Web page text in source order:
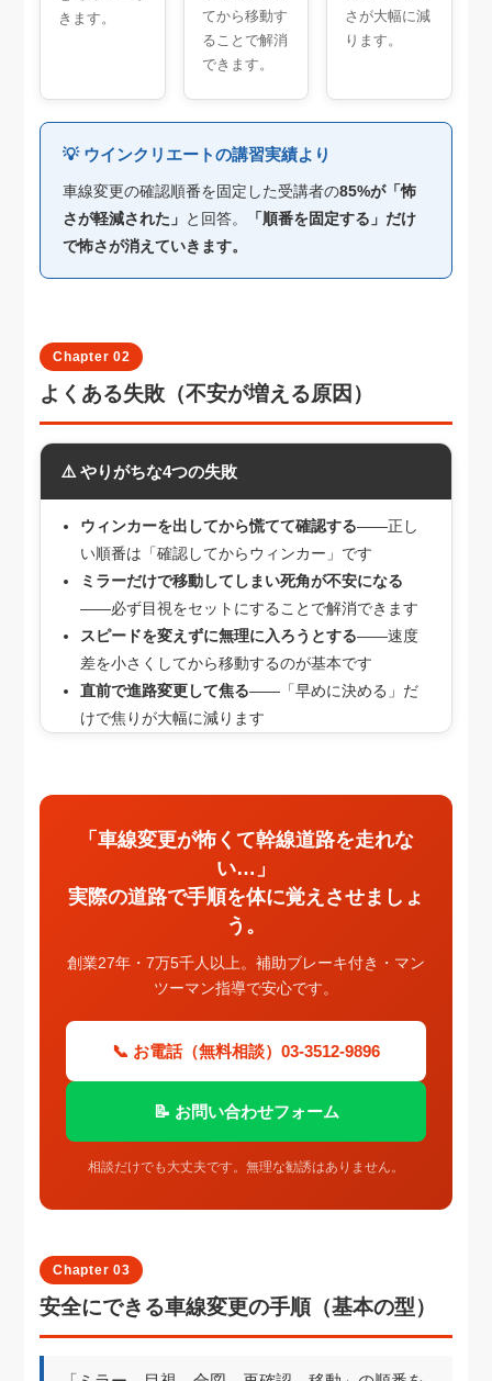
きます。
てから移動す
ることで解消
できます。
さが大幅に減
ります。
💡 ウインクリエートの講習実績より
車線変更の確認順番を固定した受講者の85%が「怖
さが軽減された」 と回答。
「順番を固定する」だけ
で怖さが消えていきます。
Chapter 02
よくある失敗（不安が増える原因）
⚠️ やりがちな4つの失敗
ウィンカーを出してから慌てて確認する——正し
い順番は「確認してからウィンカー」です
ミラーだけで移動してしまい死角が不安になる
——必ず目視をセットにすることで解消できます
スピードを変えずに無理に入ろうとする——速度
差を小さくしてから移動するのが基本です
直前で進路変更して焦る——「早めに決める」だ
けで焦りが大幅に減ります
「車線変更が怖くて幹線道路を走れな
い…」
実際の道路で手順を体に覚えさせましょ
う。
創業27年・7万5千人以上。補助ブレーキ付き・マン
ツーマン指導で安心です。
📞 お電話（無料相談）03-3512-9896
📝 お問い合わせフォーム
相談だけでも大丈夫です。無理な勧誘はありません。
Chapter 03
安全にできる車線変更の手順（基本の型）